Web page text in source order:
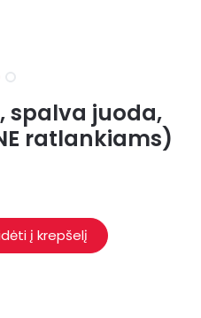
spalva juoda,
ratlankiams)
į krepšelį